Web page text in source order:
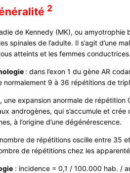
2
de Kennedy (MK), ou amyotrophie
spinales de l’adulte. Il s’agit d’une
atteints et les femmes conductrices.
: dans l’exon 1 du gène AR
normalement 9 à 36 répétitions de
une expansion anormale de répétition
androgènes, qui s’accumule et
à l’origine d’une dégénérescence.
de répétitions oscille entre 35
de répétitions chez les
: incidence = 0,1 / 100.000 hab. /